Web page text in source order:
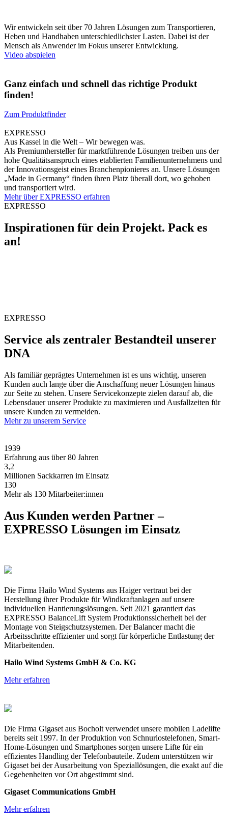
Wir entwickeln seit über 70 Jahren Lösungen zum Transportieren,
Heben und Handhaben unterschiedlichster Lasten. Dabei ist der
Mensch als Anwender im Fokus unserer Entwicklung.
Video abspielen
Ganz einfach und schnell das richtige Produkt
finden!
Zum Produktfinder
EXPRESSO
Aus Kassel in die Welt – Wir bewegen was.
Als Premiumhersteller für marktführende Lösungen treiben uns der
hohe Qualitätsanspruch eines etablierten Familienunternehmens und
der Innovationsgeist eines Branchenpionieres an. Unsere Lösungen
„Made in Germany“ finden ihren Platz überall dort, wo gehoben
und transportiert wird.
Mehr über EXPRESSO erfahren
EXPRESSO
Inspirationen für dein Projekt. Pack es
an!
EXPRESSO
Service als zentraler Bestandteil unserer
DNA
Als familiär geprägtes Unternehmen ist es uns wichtig, unseren
Kunden auch lange über die Anschaffung neuer Lösungen hinaus
zur Seite zu stehen. Unsere Servicekonzepte zielen darauf ab, die
Lebensdauer unserer Produkte zu maximieren und Ausfallzeiten für
unsere Kunden zu vermeiden.
Mehr zu unserem Service
1939
Erfahrung aus über 80 Jahren
3,2
Millionen Sackkarren im Einsatz
130
Mehr als 130 Mitarbeiter:innen
Aus Kunden werden Partner –
EXPRESSO Lösungen im Einsatz
Die Firma Hailo Wind Systems aus Haiger vertraut bei der
Herstellung ihrer Produkte für Windkraftanlagen auf unsere
individuellen Hantierungslösungen. Seit 2021 garantiert das
EXPRESSO BalanceLift System Produktionssicherheit bei der
Montage von Steigschutzsystemen. Der Balancer macht die
Arbeitsschritte effizienter und sorgt für körperliche Entlastung der
Mitarbeitenden.
Hailo Wind Systems GmbH & Co. KG
Mehr erfahren
Die Firma Gigaset aus Bocholt verwendet unsere mobilen Ladelifte
bereits seit 1997. In der Produktion von Schnurlostelefonen, Smart-
Home-Lösungen und Smartphones sorgen unsere Lifte für ein
effizientes Handling der Telefonbauteile. Zudem unterstützen wir
Gigaset bei der Ausarbeitung von Speziallösungen, die exakt auf die
Gegebenheiten vor Ort abgestimmt sind.
Gigaset Communications GmbH
Mehr erfahren